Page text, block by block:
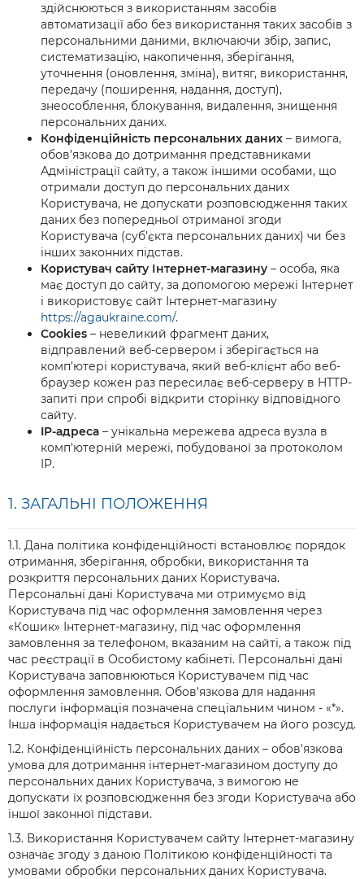
здійснюються з використанням засобів
автоматизації або без використання таких засобів з
персональними даними, включаючи збір, запис,
систематизацію, накопичення, зберігання,
уточнення (оновлення, зміна), витяг, використання,
передачу (поширення, надання, доступ),
знеособлення, блокування, видалення, знищення
персональних даних.
Конфіденційність персональних даних – вимога,
обов’язкова до дотримання представниками
Адміністрації сайту, а також іншими особами, що
отримали доступ до персональних даних
Користувача, не допускати розповсюдження таких
даних без попередньої отриманої згоди
Користувача (суб’єкта персональних даних) чи без
інших законних підстав.
Користувач сайту Інтернет-магазину – особа, яка
має доступ до сайту, за допомогою мережі Інтернет
і використовує сайт Інтернет-магазину
https://agaukraine.com/.
Cookies – невеликий фрагмент даних,
відправлений веб-сервером і зберігається на
комп'ютері користувача, який веб-клієнт або веб-
браузер кожен раз пересилає веб-серверу в HTTP-
запиті при спробі відкрити сторінку відповідного
сайту.
IP-адреса – унікальна мережева адреса вузла в
комп'ютерній мережі, побудованої за протоколом
IP.
1. ЗАГАЛЬНІ ПОЛОЖЕННЯ
1.1. Дана політика конфіденційності встановлює порядок
отримання, зберігання, обробки, використання та
розкриття персональних даних Користувача.
Персональні дані Користувача ми отримуємо від
Користувача під час оформлення замовлення через
«Кошик» Інтернет-магазину, під час оформлення
замовлення за телефоном, вказаним на сайті, а також під
час реєстрації в Особистому кабінеті. Персональні дані
Користувача заповнюються Користувачем під час
оформлення замовлення. Обов'язкова для надання
послуги інформація позначена спеціальним чином - «*».
Інша інформація надається Користувачем на його розсуд.
1.2. Конфіденційність персональних даних – обов'язкова
умова для дотримання інтернет-магазином доступу до
персональних даних Користувача, з вимогою не
допускати їх розповсюдження без згоди Користувача або
іншої законної підстави.
1.3. Використання Користувачем сайту Інтернет-магазину
означає згоду з даною Політикою конфіденційності та
умовами обробки персональних даних Користувача.